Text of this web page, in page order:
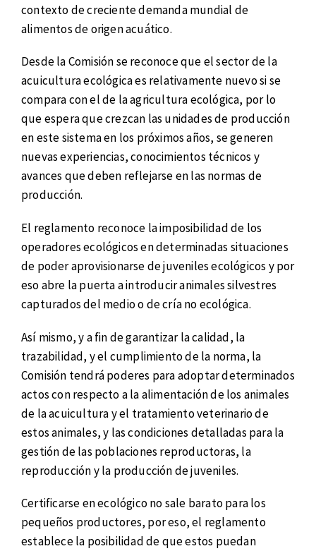
contexto de creciente demanda mundial de
alimentos de origen acuático.
Desde la Comisión se reconoce que el sector de la
acuicultura ecológica es relativamente nuevo si se
compara con el de la agricultura ecológica, por lo
que espera que crezcan las unidades de producción
en este sistema en los próximos años, se generen
nuevas experiencias, conocimientos técnicos y
avances que deben reflejarse en las normas de
producción.
El reglamento reconoce la imposibilidad de los
operadores ecológicos en determinadas situaciones
de poder aprovisionarse de juveniles ecológicos y por
eso abre la puerta a introducir animales silvestres
capturados del medio o de cría no ecológica.
Así mismo, y a fin de garantizar la calidad, la
trazabilidad, y el cumplimiento de la norma, la
Comisión tendrá poderes para adoptar determinados
actos con respecto a la alimentación de los animales
de la acuicultura y el tratamiento veterinario de
estos animales, y las condiciones detalladas para la
gestión de las poblaciones reproductoras, la
reproducción y la producción de juveniles.
Certificarse en ecológico no sale barato para los
pequeños productores, por eso, el reglamento
establece la posibilidad de que estos puedan